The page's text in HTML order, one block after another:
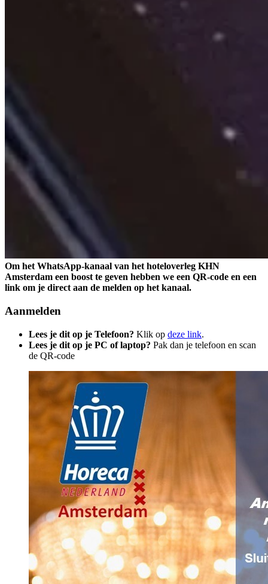
Om het WhatsApp-kanaal van het hoteloverleg KHN
Amsterdam een boost te geven hebben we een QR-code en een
link om je direct aan de melden op het kanaal.
Aanmelden
Lees je dit op je Telefoon? Klik op deze link.
Lees je dit op je PC of laptop? Pak dan je telefoon en scan
de QR-code